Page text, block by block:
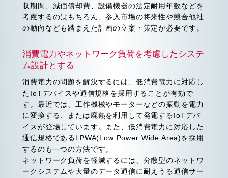
収期間、減価償却費、設備機器の法定耐用年数などを
考慮するのはもちろん、参入市場の将来性や競合他社
の動向なども踏まえた計画の立案・策定が必要です。
消費電力やネットワーク負荷を考慮したシステ
ム設計とする
消費電力の問題を解決するには、低消費電力に対応し
たIoTデバイスや通信規格を採用することが有効で
す。最近では、工作機械やモーターなどの振動を電力
に変換する、または廃熱を利用して発電するIoTデバ
イスが登場しています。また、低消費電力に対応した
通信規格であるLPWA(Low Power Wide Area)を採用
するのも一つの方法です。
ネットワーク負荷を軽減するには、分散型のネットワ
ークシステムや大量のデータ通信に耐えうる通信サー